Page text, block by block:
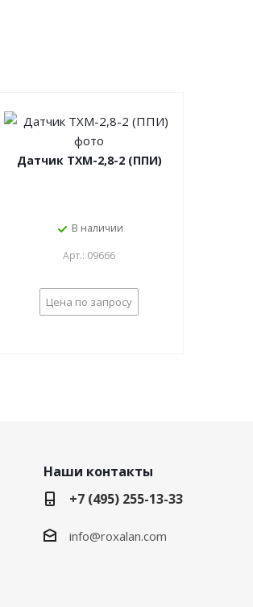
Датчик ТХМ-2,8-2 (ППИ)
В наличии
Арт.: 09666
Цена по запросу
Наши контакты
+7 (495) 255-13-33
info@roxalan.com